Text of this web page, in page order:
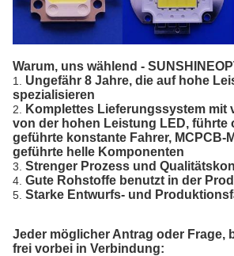
Warum, uns wählend -
1. Ungefähr 8 Jahre, die auf hohe
spezialisieren
2.
Komplettes Lieferungssystem mit
von der hohen Leistung LED, führte
geführte konstante Fahrer, MCPCB-
geführte helle Komponenten
3. Strenger Prozess und
4. Gute Rohstoffe benutzt in der
5. Starke Entwurfs- und
Jeder möglicher Antrag oder Frage,
frei vorbei in Verbindung: